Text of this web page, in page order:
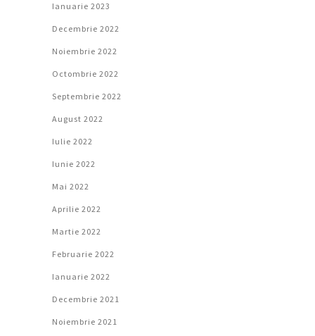
Ianuarie 2023
Decembrie 2022
Noiembrie 2022
Octombrie 2022
Septembrie 2022
August 2022
Iulie 2022
Iunie 2022
Mai 2022
Aprilie 2022
Martie 2022
Februarie 2022
Ianuarie 2022
Decembrie 2021
Noiembrie 2021